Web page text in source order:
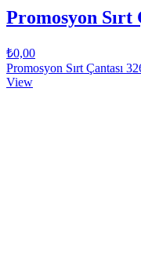
Promosyon Sırt
₺0,00
Promosyon Sırt Çantası
View